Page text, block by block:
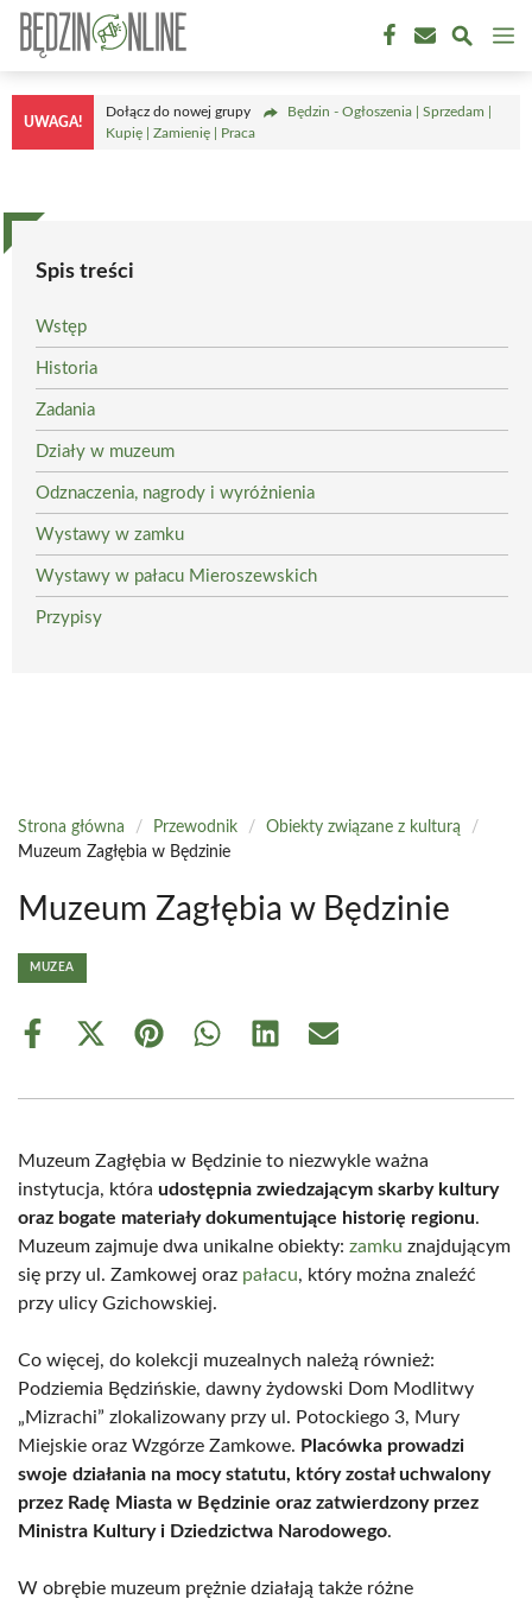
Przejdź
treści
UWAGA!
Dołącz do nowej grupy
Będzin - Ogłoszenia | Sprzedam |
Kupię | Zamienię | Praca
Spis treści
Wstęp
Historia
Zadania
Działy w muzeum
Odznaczenia, nagrody i wyróżnienia
Wystawy w zamku
Wystawy w pałacu Mieroszewskich
Przypisy
Strona główna / Przewodnik / Obiekty związane z kulturą
/
Muzeum Zagłębia w Będzinie
Muzeum Zagłębia w Będzinie
MUZEA
Share
Share
(Twitter)
Share Share Share Share
Muzeum Zagłębia w Będzinie to niezwykle ważna
instytucja, która udostępnia zwiedzającym skarby kultury
oraz bogate materiały dokumentujące historię regionu.
Muzeum zajmuje dwa unikalne obiekty: zamku znajdującym
się przy ul. Zamkowej oraz pałacu, który można znaleźć
przy ulicy Gzichowskiej.
Co więcej, do kolekcji muzealnych należą również:
Podziemia Będzińskie, dawny żydowski Dom Modlitwy
„Mizrachi” zlokalizowany przy ul. Potockiego 3, Mury
Miejskie oraz Wzgórze Zamkowe. Placówka prowadzi
swoje działania na mocy statutu, który został uchwalony
przez Radę Miasta w Będzinie oraz zatwierdzony przez
Ministra Kultury i Dziedzictwa Narodowego.
W obrębie muzeum prężnie działają także różne